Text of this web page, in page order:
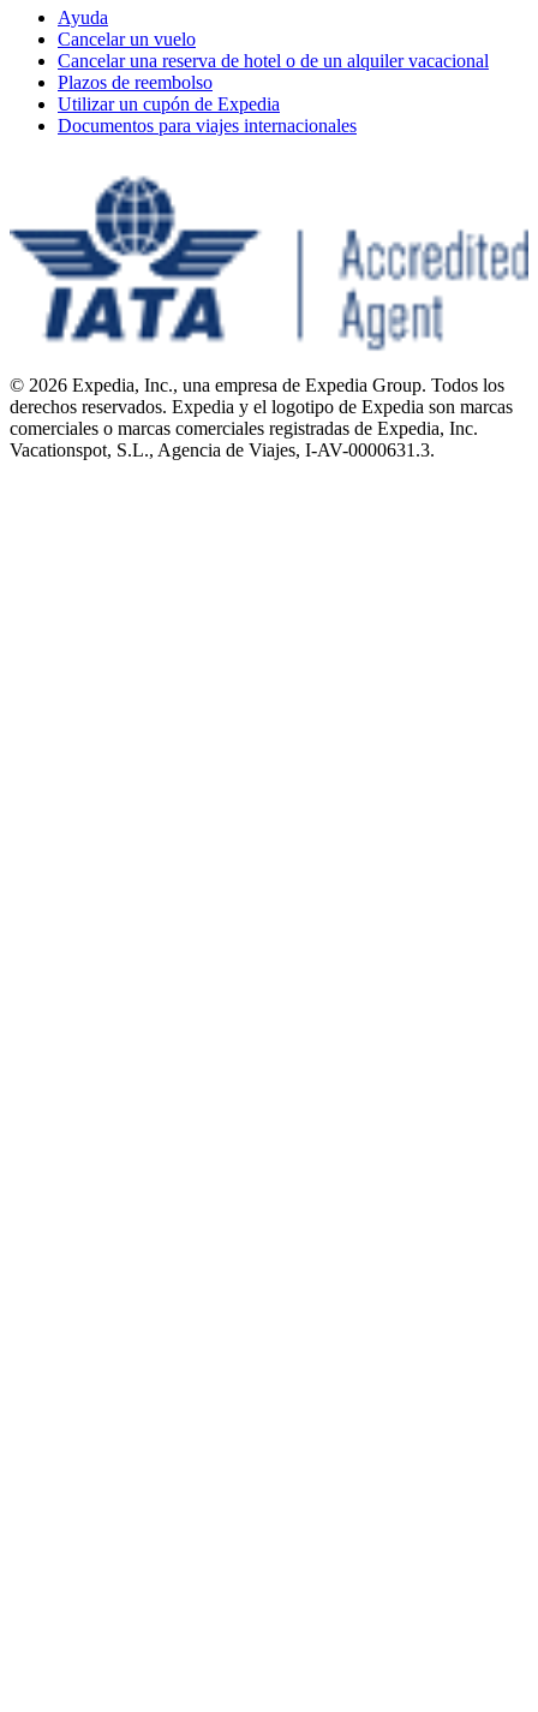
Ayuda
Cancelar un vuelo
Cancelar una reserva de hotel o de un alquiler vacacional
Plazos de reembolso
Utilizar un cupón de Expedia
Documentos para viajes internacionales
© 2026 Expedia, Inc., una empresa de Expedia Group. Todos los
derechos reservados. Expedia y el logotipo de Expedia son marcas
comerciales o marcas comerciales registradas de Expedia, Inc.
Vacationspot, S.L., Agencia de Viajes, I-AV-0000631.3.